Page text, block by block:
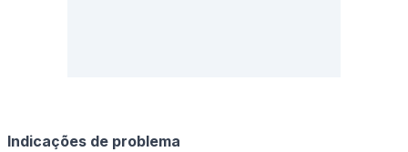
Indicações de problema